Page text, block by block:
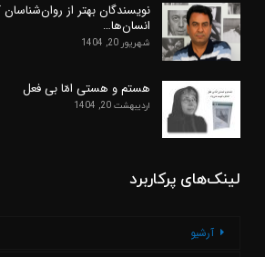
نویسندگان بهتر از
انسان‌ها…
شهریور 20, 1404
هستم و هستی امّا بی فعل
اردیبهشت 20, 1404
لینک‌های پرکاربرد
آرشیو